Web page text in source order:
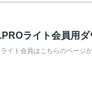
ライト会員用
イト会員はこちらのページ